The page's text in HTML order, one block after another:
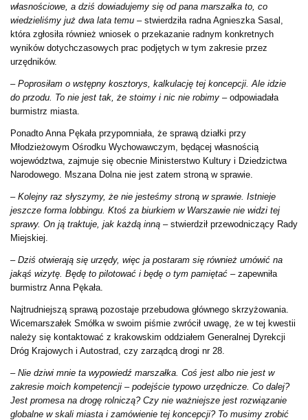
własnościowe, a dziś dowiadujemy się od pana marszałka to, co
wiedzieliśmy już dwa lata temu – stwierdziła radna Agnieszka Sasal,
która zgłosiła również wniosek o przekazanie radnym konkretnych
wyników dotychczasowych prac podjętych w tym zakresie przez
urzędników.
– Poprosiłam o wstępny kosztorys, kalkulację tej koncepcji. Ale idzie
do przodu. To nie jest tak, że stoimy i nic nie robimy – odpowiadała
burmistrz miasta.
Ponadto Anna Pękała przypomniała, że sprawą działki przy
Młodzieżowym Ośrodku Wychowawczym, będącej własnością
województwa, zajmuje się obecnie Ministerstwo Kultury i Dziedzictwa
Narodowego. Mszana Dolna nie jest zatem stroną w sprawie.
– Kolejny raz słyszymy, że nie jesteśmy stroną w sprawie. Istnieje
jeszcze forma lobbingu. Ktoś za biurkiem w Warszawie nie widzi tej
sprawy. On ją traktuje, jak każdą inną – stwierdził przewodniczący Rady
Miejskiej.
– Dziś otwierają się urzędy, więc ja postaram się również umówić na
jakąś wizytę. Będę to pilotować i będę o tym pamiętać – zapewniła
burmistrz Anna Pękała.
Najtrudniejszą sprawą pozostaje przebudowa głównego skrzyżowania.
Wicemarszałek Smółka w swoim piśmie zwrócił uwagę, że w tej kwestii
należy się kontaktować z krakowskim oddziałem Generalnej Dyrekcji
Dróg Krajowych i Autostrad, czy zarządcą drogi nr 28.
– Nie dziwi mnie ta wypowiedź marszałka. Coś jest albo nie jest w
zakresie moich kompetencji – podejście typowo urzędnicze. Co dalej?
Jest promesa na drogę rolniczą? Czy nie ważniejsze jest rozwiązanie
globalne w skali miasta i zamówienie tej koncepcji? To musimy zrobić